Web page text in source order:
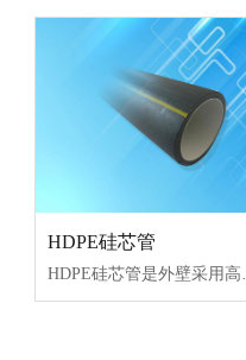
HDPE硅芯管